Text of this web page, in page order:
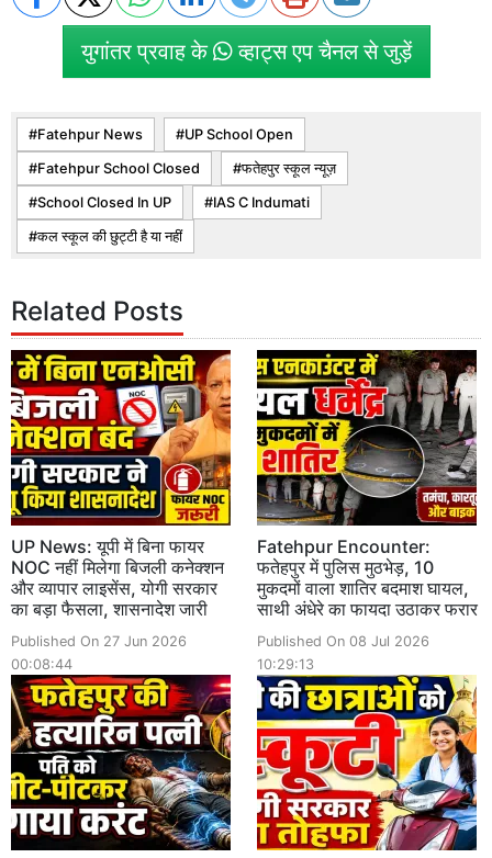
युगांतर प्रवाह के व्हाट्स एप चैनल से जुड़ें
Fatehpur News UP School Open
Fatehpur School Closed फतेहपुर स्कूल न्यूज़
School Closed In UP IAS C Indumati
कल स्कूल की छुट्टी है या नहीं
Related Posts
UP News: यूपी में बिना फायर
NOC नहीं मिलेगा बिजली कनेक्शन
और व्यापार लाइसेंस, योगी सरकार
का बड़ा फैसला, शासनादेश जारी
Published On 27 Jun 2026
00:08:44
Fatehpur Encounter:
फतेहपुर में पुलिस मुठभेड़, 10
मुकदमों वाला शातिर बदमाश घायल,
साथी अंधेरे का फायदा उठाकर फरार
Published On 08 Jul 2026
10:29:13